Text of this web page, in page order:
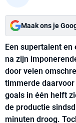
Maak ons je
Een supertalent en
na zijn
door velen
timmerde
goals in één helft
de productie
minuten droog.